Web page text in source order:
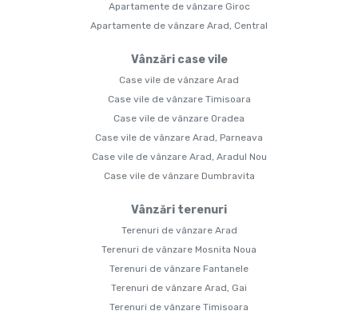
Apartamente de vânzare Giroc
Apartamente de vânzare Arad, Central
Vânzări case vile
Case vile de vânzare Arad
Case vile de vânzare Timisoara
Case vile de vânzare Oradea
Case vile de vânzare Arad, Parneava
Case vile de vânzare Arad, Aradul Nou
Case vile de vânzare Dumbravita
Vânzări terenuri
Terenuri de vânzare Arad
Terenuri de vânzare Mosnita Noua
Terenuri de vânzare Fantanele
Terenuri de vânzare Arad, Gai
Terenuri de vânzare Timisoara